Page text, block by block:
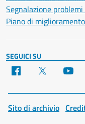
Segnalazione
Piano di
SEGUICI SU
Facebook
Sito di archivio